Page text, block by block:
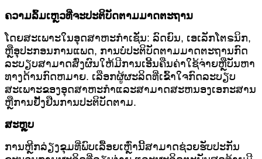
ຄວາມລົ້ມເຫຼວທີ່ຈະປະຕິບັດຕາມມາດຕະຖານ
ໂດຍສະເພາະໃນອຸດສາຫະກໍາເຊັ່ນ: ລົດຍົນ, ເອເລັກໂຕຣນິກ,
ຫຼືອຸປະກອນການແພດ, ການບໍ່ປະຕິບັດຕາມມາດຕະຖານກົດ
ລະບຽບສາມາດສົ່ງຜົນໃຫ້ມີການເອີ້ນຄືນຄ່າໃຊ້ຈ່າຍຫຼືບັນຫາ
ທາງດ້ານກົດຫມາຍ. ເລືອກຜູ້ຜະລິດທີ່ເຂົ້າໃຈກົດລະບຽບ
ສະເພາະຂອງອຸດສາຫະກໍາແລະສາມາດສະຫນອງເອກະສານ
ຫຼືການຢັ້ງຢືນການປະຕິບັດຕາມ.
ສະຫຼຸບ
ການຫຼີກລ່ຽງຂຸມທີ່ພົບເລື້ອຍເຫຼົ່ານີ້ສາມາດຊ່ວຍຮັບປະກັນ